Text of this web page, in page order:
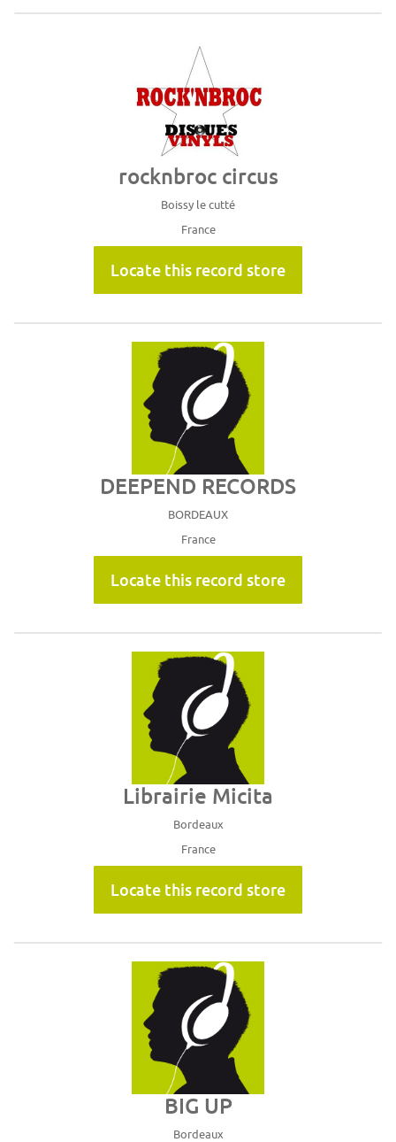
rocknbroc circus
Boissy le cutté
France
Locate this record store
DEEPEND RECORDS
BORDEAUX
France
Locate this record store
Librairie Micita
Bordeaux
France
Locate this record store
BIG UP
Bordeaux